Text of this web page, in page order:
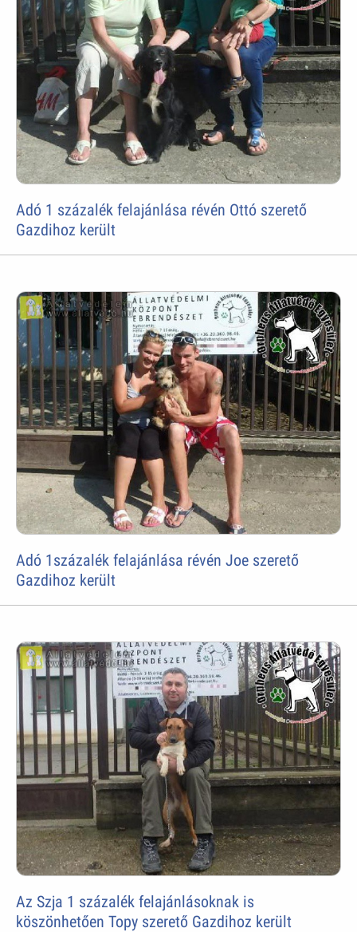
Adó 1 százalék felajánlása révén Ottó szerető
Gazdihoz került
Adó 1százalék felajánlása révén Joe szerető
Gazdihoz került
Az Szja 1 százalék felajánlásoknak is
köszönhetően Topy szerető Gazdihoz került